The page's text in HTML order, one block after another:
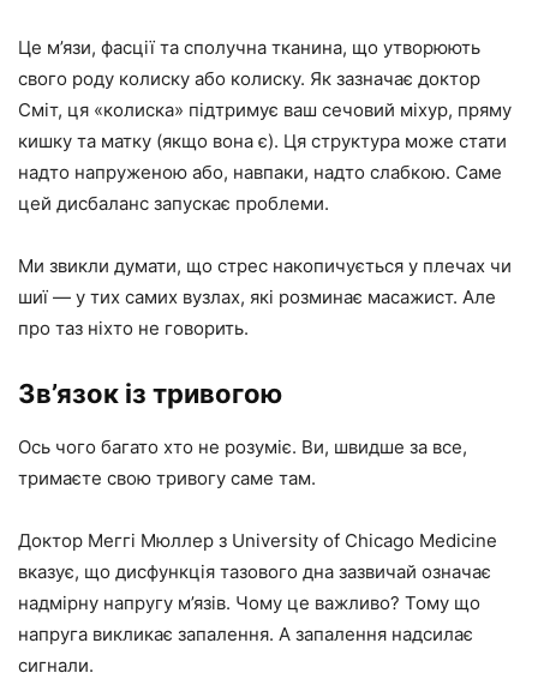
Це м’язи, фасції та сполучна тканина, що утворюють
свого роду колиску або колиску. Як зазначає доктор
Сміт, ця «колиска» підтримує ваш сечовий міхур, пряму
кишку та матку (якщо вона є). Ця структура може стати
надто напруженою або, навпаки, надто слабкою. Саме
цей дисбаланс запускає проблеми.
Ми звикли думати, що стрес накопичується у плечах чи
шиї — у тих самих вузлах, які розминає масажист. Але
про таз ніхто не говорить.
Зв’язок із тривогою
Ось чого багато хто не розуміє. Ви, швидше за все,
тримаєте свою тривогу саме там.
Доктор Меггі Мюллер з University of Chicago Medicine
вказує, що дисфункція тазового дна зазвичай означає
надмірну напругу м’язів. Чому це важливо? Тому що
напруга викликає запалення. А запалення надсилає
сигнали.